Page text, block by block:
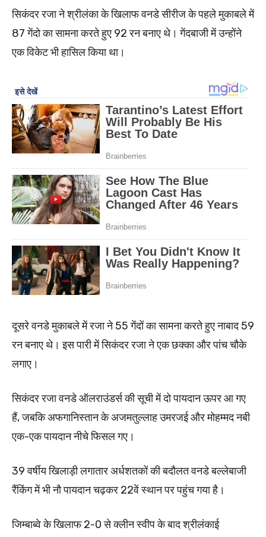
सिकंदर रजा ने श्रीलंका के खिलाफ वनडे सीरीज के पहले मुकाबले में
87 गेंदो का सामना करते हुए 92 रन बनाए थे। गेंदबाजी में उन्होंने
एक विकेट भी हासिल किया था।
दूसरे वनडे मुकाबले में रजा ने 55 गेंदों का सामना करते हुए नाबाद 59
रन बनाए थे। इस पारी में सिकंदर रजा ने एक छक्का और पांच चौके
लगाए।
सिकंदर रजा वनडे ऑलराउंडर्स की सूची में दो पायदान ऊपर आ गए
हैं, जबकि अफगानिस्तान के अजमतुल्लाह उमरजई और मोहम्मद नबी
एक-एक पायदान नीचे फिसल गए।
39 वर्षीय खिलाड़ी लगातार अर्धशतकों की बदौलत वनडे बल्लेबाजी
रैंकिंग में भी नौ पायदान चढ़कर 22वें स्थान पर पहुंच गया है।
जिम्बाब्वे के खिलाफ 2-0 से क्लीन स्वीप के बाद श्रीलंकाई